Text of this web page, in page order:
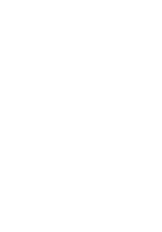
dentistas reforça
reforçada